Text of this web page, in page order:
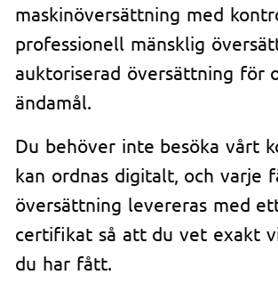
maskinöversättning med
professionell mänsklig
auktoriserad översättning för
ändamål.
Du behöver inte besöka vårt
kan ordnas digitalt, och varje
översättning levereras med
certifikat så att du vet exakt
du har fått.